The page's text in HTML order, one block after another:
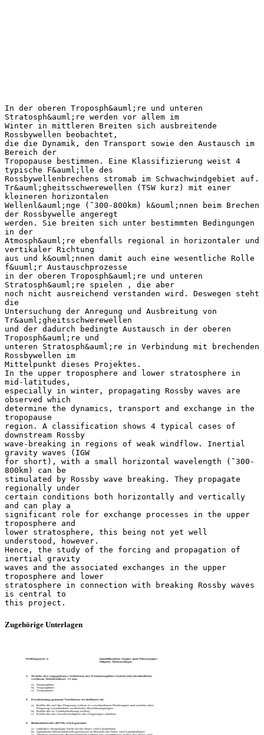
In der oberen Troposph&auml;re und unteren
Stratosph&auml;re werden vor allem im
Winter in mittleren Breiten sich ausbreitende
Rossbywellen beobachtet,
die die Dynamik, den Transport sowie den Austausch im
Bereich der
Tropopause bestimmen. Eine Klassifizierung weist 4
typische F&auml;lle des
Rossbywellenbrechens stromab im Schwachwindgebiet auf.
Tr&auml;gheitsschwerewellen (TSW kurz) mit einer
kleineren horizontalen
Wellenl&auml;nge (˜300-800km) k&ouml;nnen beim Brechen
der Rossbywelle angeregt
werden. Sie breiten sich unter bestimmten Bedingungen
in der
Atmosph&auml;re ebenfalls regional in horizontaler und
vertikaler Richtung
aus und k&ouml;nnen damit auch eine wesentliche Rolle
f&uuml;r Austauschprozesse
in der oberen Troposph&auml;re und unteren
Stratosph&auml;re spielen , die aber
noch nicht ausreichend verstanden wird. Deswegen steht
die
Untersuchung der Anregung und Ausbreitung von
Tr&auml;gheitsschwerewellen
und der dadurch bedingte Austausch in der oberen
Troposph&auml;re und
unteren Stratosph&auml;re in Verbindung mit brechenden
Rossbywellen im
Mittelpunkt dieses Projektes.
In the upper troposphere and lower stratosphere in
mid-latitudes,
especially in winter, propagating Rossby waves are
observed which
determine the dynamics, transport and exchange in the
tropopause
region. A classification shows 4 typical cases of
downstream Rossby
wave-breaking in regions of weak windflow. Inertial
gravity waves (IGW
for short), with a small horizontal wavelength (˜300-
800km) can be
stimulated by Rossby wave breaking. They propagate
regionally under
certain conditions both horizontally and vertically
and can play a
significant role for exchange processes in the upper
troposphere and
lower stratosphere, this being not yet well
understood, however.
Hence, the study of the forcing and propagation of
inertial gravity
waves and the associated exchanges in the upper
troposphere and lower
stratosphere in connection with breaking Rossby waves
is central to
Zugehörige Unterlagen